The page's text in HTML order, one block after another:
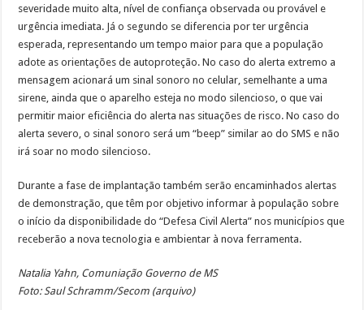
severidade muito alta, nível de confiança observada ou provável e
urgência imediata. Já o segundo se diferencia por ter urgência
esperada, representando um tempo maior para que a população
adote as orientações de autoproteção. No caso do alerta extremo a
mensagem acionará um sinal sonoro no celular, semelhante a uma
sirene, ainda que o aparelho esteja no modo silencioso, o que vai
permitir maior eficiência do alerta nas situações de risco. No caso do
alerta severo, o sinal sonoro será um “beep” similar ao do SMS e não
irá soar no modo silencioso.
Durante a fase de implantação também serão encaminhados alertas
de demonstração, que têm por objetivo informar à população sobre
o início da disponibilidade do “Defesa Civil Alerta” nos municípios que
receberão a nova tecnologia e ambientar à nova ferramenta.
Natalia Yahn, Comuniação Governo de MS
Foto: Saul Schramm/Secom (arquivo)